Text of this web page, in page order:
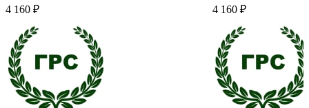
4 160 ₽
4 160 ₽